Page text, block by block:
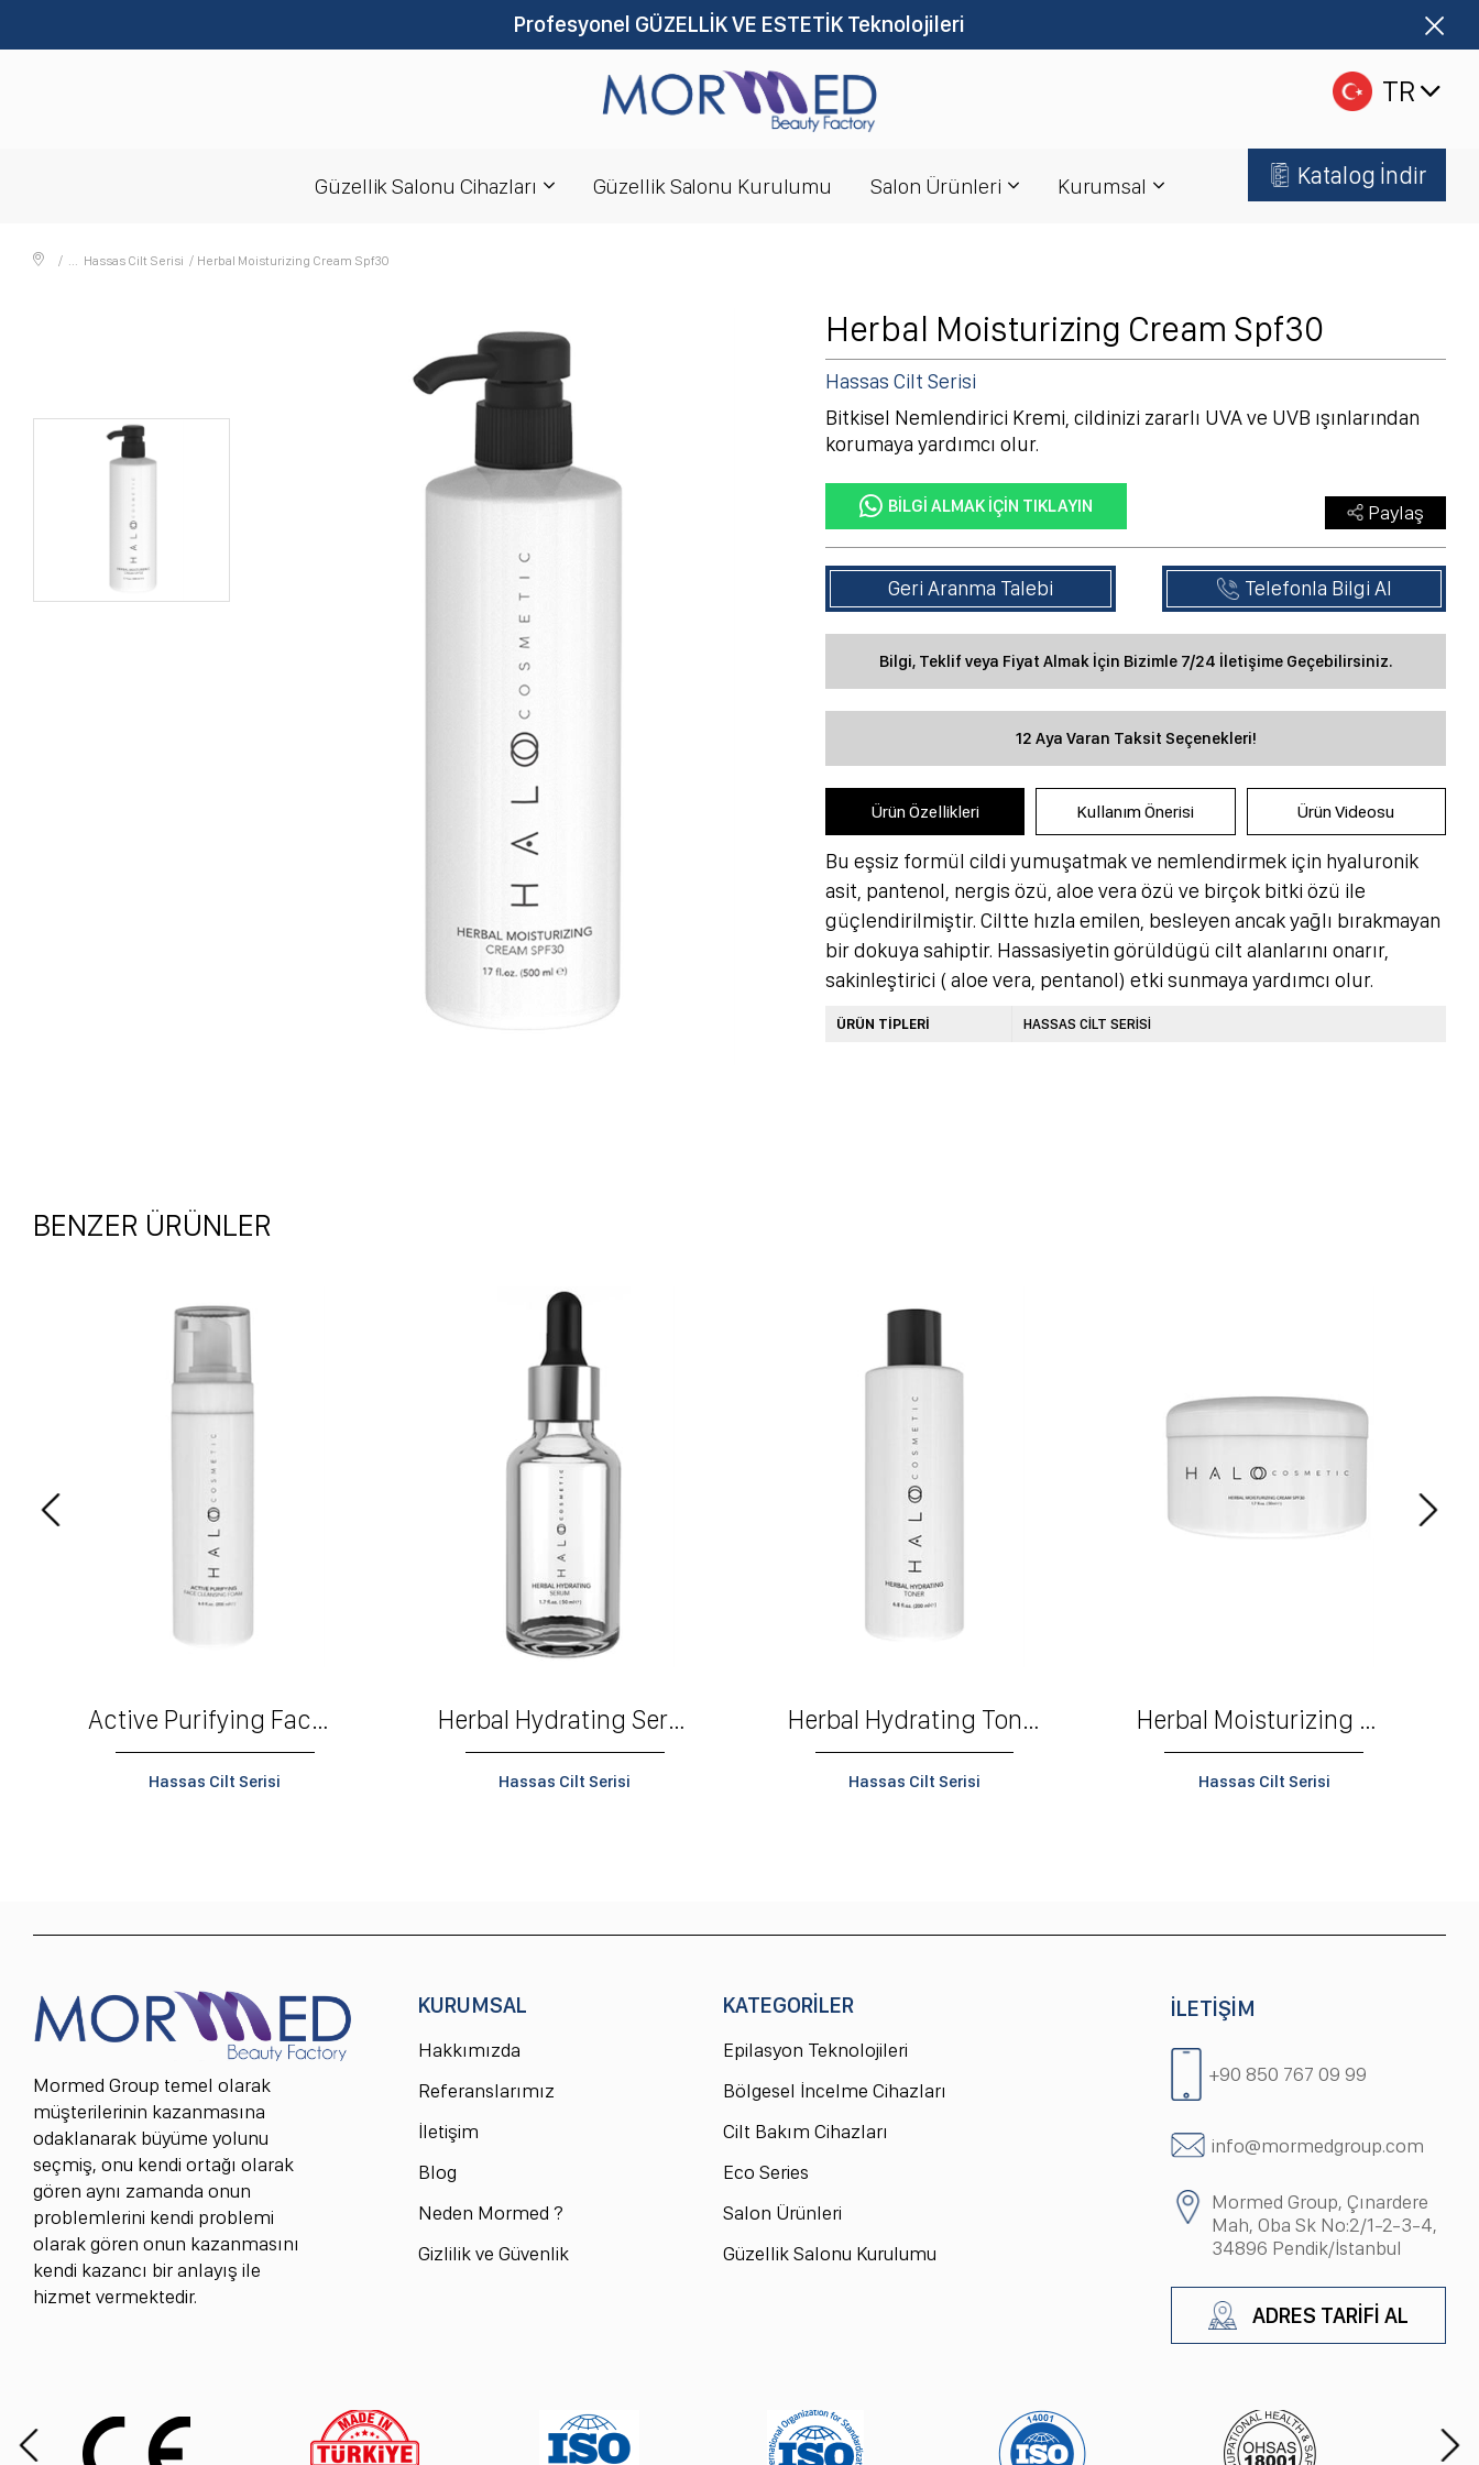
Bizimle 7/24 iletişime Geçebilirsiniz !
TR
Güzellik Salonu Cihazları Güzellik Salonu Kurulumu Salon Ürünleri Kurumsal Katalog İndir
Hassas Cilt Serisi Herbal Moisturizing Cream Spf30
Herbal Moisturizing Cream Spf30
Hassas Cilt Serisi
Bitkisel Nemlendirici Kremi, cildinizi zararlı UVA ve UVB ışınlarından
korumaya yardımcı olur.
Paylaş
BILGI ALMAK İÇIN TIKLAYIN
Geri Aranma Talebi Telefonla Bilgi Al
Bilgi, Teklif veya Fiyat Almak İçin Bizimle 7/24 İletişime Geçebilirsiniz.
12 Aya Varan Taksit Seçenekleri!
Ürün Özellikleri Kullanım Önerisi Ürün Videosu
Bu eşsiz formül cildi yumuşatmak ve nemlendirmek için hyaluronik
asit, pantenol, nergis özü, aloe vera özü ve birçok bitki özü ile
güçlendirilmiştir. Ciltte hızla emilen, besleyen ancak yağlı bırakmayan
bir dokuya sahiptir. Hassasiyetin görüldügü cilt alanlarını onarır,
sakinleştirici ( aloe vera, pentanol) etki sunmaya yardımcı olur.
ÜRÜN TİPLERİ HASSAS CİLT SERİSİ
BENZER ÜRÜNLER
Active Purifying Face Cleaning Foam
Hassas Cilt Serisi
Herbal Hydrating Serum
Hassas Cilt Serisi
Herbal Hydrating Toner
Hassas Cilt Serisi
Herbal Moisturizing Cream SPF30
Hassas Cilt Serisi
Mormed Group temel olarak
müşterilerinin kazanmasına
odaklanarak büyüme yolunu
seçmiş, onu kendi ortağı olarak
gören aynı zamanda onun
problemlerini kendi problemi
olarak gören onun kazanmasını
kendi kazancı bir anlayış ile
hizmet vermektedir.
KURUMSAL
Hakkımızda
Referanslarımız
İletişim
Blog
Neden Mormed ?
Gizlilik ve Güvenlik
KATEGORİLER
Epilasyon Teknolojileri
Bölgesel İncelme Cihazları
Cilt Bakım Cihazları
Eco Series
Salon Ürünleri
Güzellik Salonu Kurulumu
İLETİŞİM
+90 850 767 09 99
info@mormedgroup.com
Mormed Group, Çınardere
Mah, Oba Sk No:2/1-2-3-4,
34896 Pendik/İstanbul
ADRES TARİFİ AL